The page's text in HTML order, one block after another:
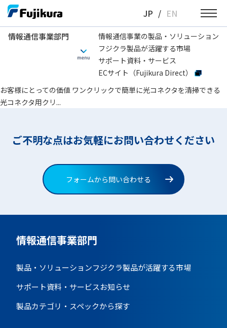
Skip
content
JP / EN
情報通信事業部門
情報通信事業の製品・ソリューション
フジクラ製品が活躍する市場
サポート資料・サービス
ECサイト（Fujikura Direct）
その他のオプション ロング
光コネクタ用クリーナOne-Click®シリーズ
お客様にとっての価値 ワンクリックで簡単に光コネクタを清掃できる
光コネクタ用クリ...
ご不明な点はお気軽にお問い合わせください
フォームから問い合わせる
情報通信事業部門
製品・ソリューションフジクラ製品が活躍する市場
サポート資料・サービスお知らせ
製品カテゴリ・スペックから探す